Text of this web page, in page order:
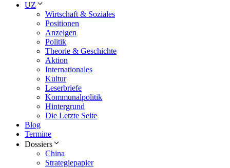
UZ
Wirtschaft & Soziales
Positionen
Anzeigen
Politik
Theorie & Geschichte
Aktion
Internationales
Kultur
Leserbriefe
Kommunalpolitik
Hintergrund
Die Letzte Seite
Blog
Termine
Dossiers
China
Strategiepapier